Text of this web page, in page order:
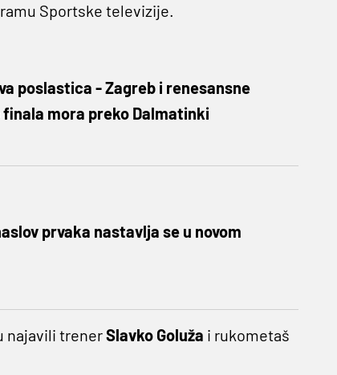
Sportske televizije.
poslastica - Zagreb i renesansne
mora preko Dalmatinki
prvaka nastavlja se u novom
najavili trenerSlavko Goluža i rukometaš